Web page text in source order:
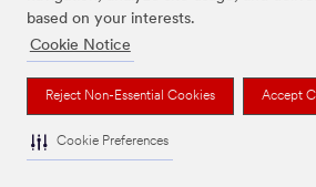
based on your interests.
Cookie Notice
Reject Non-Essential Cookies Accept
Cookie Preferences